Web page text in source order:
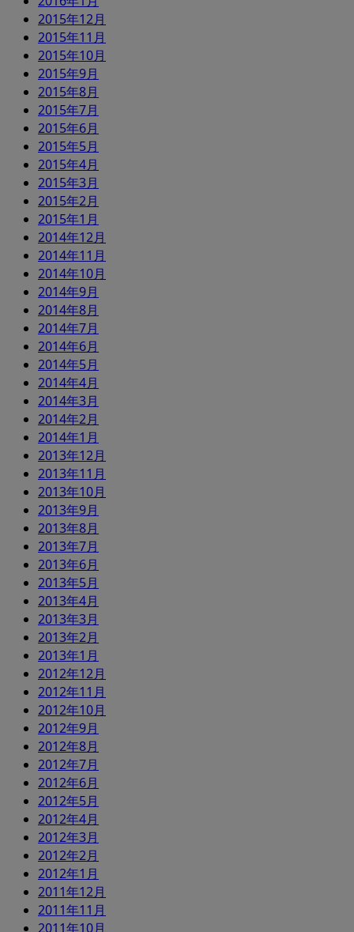
2015年12月
2015年11月
2015年10月
2015年9月
2015年8月
2015年7月
2015年6月
2015年5月
2015年4月
2015年3月
2015年2月
2015年1月
2014年12月
2014年11月
2014年10月
2014年9月
2014年8月
2014年7月
2014年6月
2014年5月
2014年4月
2014年3月
2014年2月
2014年1月
2013年12月
2013年11月
2013年10月
2013年9月
2013年8月
2013年7月
2013年6月
2013年5月
2013年4月
2013年3月
2013年2月
2013年1月
2012年12月
2012年11月
2012年10月
2012年9月
2012年8月
2012年7月
2012年6月
2012年5月
2012年4月
2012年3月
2012年2月
2012年1月
2011年12月
2011年11月
2011年10月